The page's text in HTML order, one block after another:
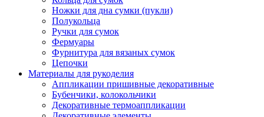
Ножки для дна сумки (пукли)
Полукольца
Ручки для сумок
Фермуары
Фурнитура для вязаных сумок
Цепочки
Материалы для рукоделия
Аппликации пришивные декоративные
Бубенчики, колокольчики
Декоративные термоаппликации